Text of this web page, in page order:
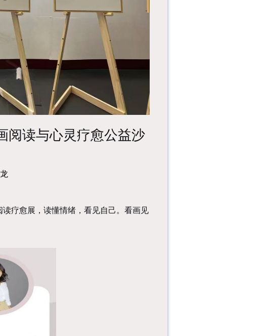
读与心灵疗愈公益沙
疗愈展，读懂情绪，看见自己。看画见